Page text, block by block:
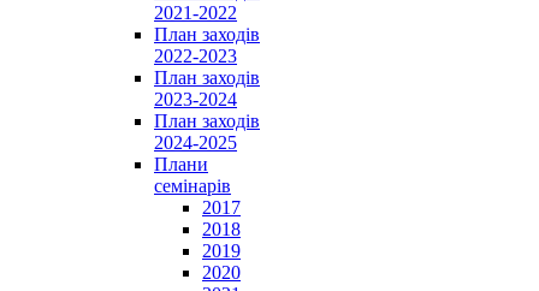
2021-2022
План заходів
2022-2023
План заходів
2023-2024
План заходів
2024-2025
Плани
семінарів
2017
2018
2019
2020